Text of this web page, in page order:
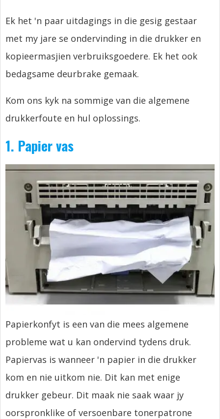
Ek het 'n paar uitdagings in die gesig gestaar
met my jare se ondervinding in die drukker en
kopieermasjien verbruiksgoedere. Ek het ook
bedagsame deurbrake gemaak.
Kom ons kyk na sommige van die algemene
drukkerfoute en hul oplossings.
1. Papier vas
Papierkonfyt is een van die mees algemene
probleme wat u kan ondervind tydens druk.
Papiervas is wanneer 'n papier in die drukker
kom en nie uitkom nie. Dit kan met enige
drukker gebeur. Dit maak nie saak waar jy
oorspronklike of versoenbare tonerpatrone